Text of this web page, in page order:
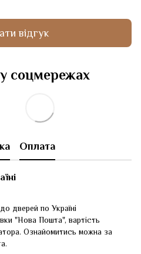
відгук
соцмережах
Оплата
дверей по Україні
"Нова Пошта", вартість
Ознайомитись можна за
.